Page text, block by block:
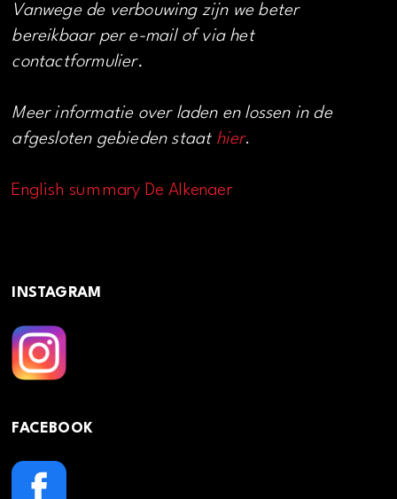
Vanwege de verbouwing zijn we beter
bereikbaar per e-mail of via het
contactformulier.
Meer informatie over laden en lossen in de
afgesloten gebieden staat hier.
English summary De Alkenaer
INSTAGRAM
FACEBOOK